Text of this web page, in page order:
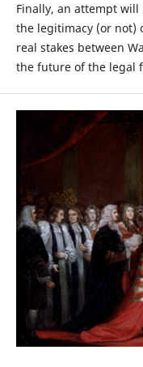
Finally, an attempt
the legitimacy (or not)
real stakes between
the future of the legal